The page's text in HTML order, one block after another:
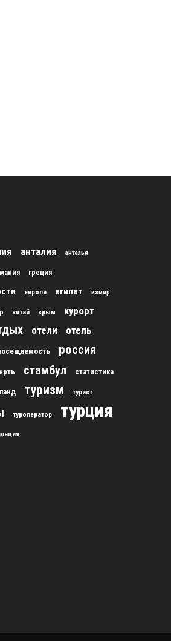
анталия анталья
греция
европа египет измир
китай крым курорт
отели отель
россия
стамбул статистика
туризм турист
туроператор турция